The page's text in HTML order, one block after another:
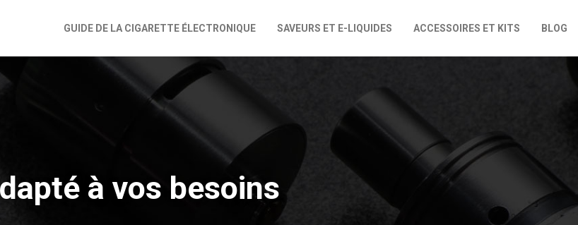
GUIDE DE LA CIGARETTE ÉLECTRONIQUE SAVEURS ET E-LIQUIDES ACCESSOIRES ET KITS BLOG
à vos besoins